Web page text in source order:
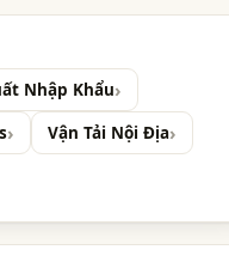
Nhập Khẩu
Vận Tải Nội Địa